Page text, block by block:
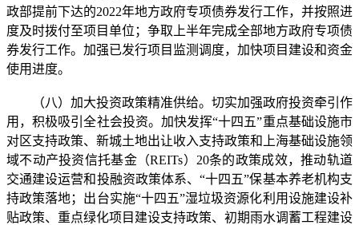
政部提前下达的2022年地方政府专项债券发行工作，并按照进
度及时拨付至项目单位；争取上半年完成全部地方政府专项债
券发行工作。加强已发行项目监测调度，加快项目建设和资金
使用进度。
（八）加大投资政策精准供给。切实加强政府投资牵引作
用，积极吸引全社会投资。加快发挥“十四五”重点基础设施市
对区支持政策、新城土地出让收入支持政策和上海基础设施领
域不动产投资信托基金（REITs）20条的政策成效，推动轨道
交通建设运营和投融资政策体系、“十四五”保基本养老机构支
持政策落地；出台实施“十四五”湿垃圾资源化利用设施建设补
贴政策、重点绿化项目建设支持政策、初期雨水调蓄工程建设